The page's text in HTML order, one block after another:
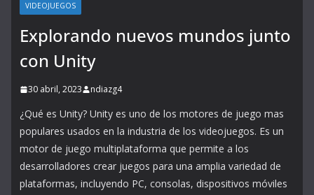
VIDEOJUEGOS
Explorando nuevos mundos junto
con Unity
30 abril, 2023 ndiazg4
¿Qué es Unity? Unity es uno de los motores de juego mas
populares usados ​​en la industria de los videojuegos. Es un
motor de juego multiplataforma que permite a los
desarrolladores crear juegos para una amplia variedad de
plataformas, incluyendo PC, consolas, dispositivos móviles